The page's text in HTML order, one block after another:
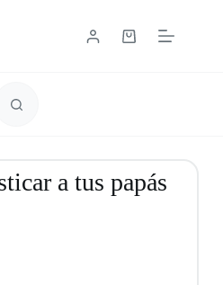
a tus papás